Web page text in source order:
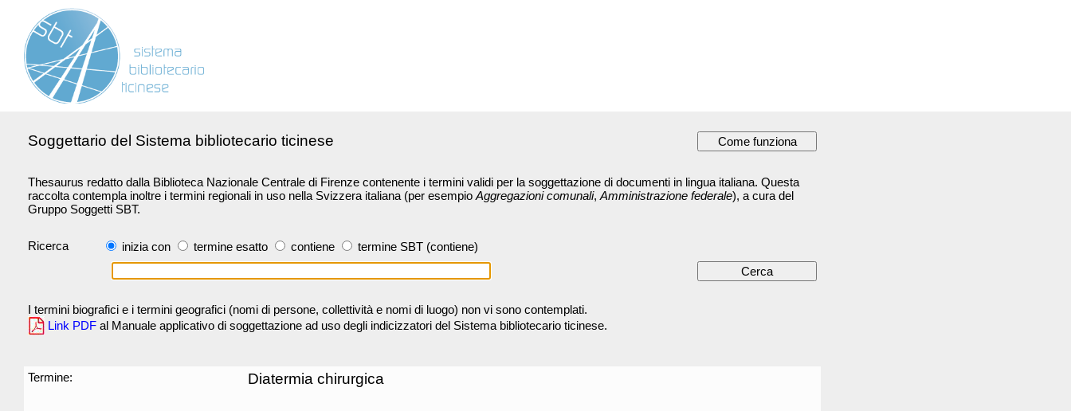
Soggettario del Sistema bibliotecario ticinese
Thesaurus redatto dalla Biblioteca Nazionale Centrale di Firenze contenente i termini validi per la soggettazione di documenti in lingua italiana. Questa
raccolta contempla inoltre i termini regionali in uso nella Svizzera italiana (per esempio Aggregazioni comunali, Amministrazione federale), a cura del
Gruppo Soggetti SBT.
Ricerca inizia con termine esatto contiene termine SBT (contiene)
I termini biografici e i termini geografici (nomi di persone, collettività e nomi di luogo) non vi sono contemplati.
Link PDF al Manuale applicativo di soggettazione ad uso degli indicizzatori del Sistema bibliotecario ticinese.
Termine: Diatermia chirurgica